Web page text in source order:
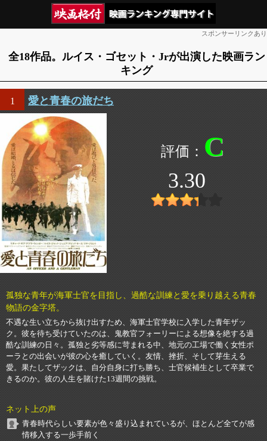
スポンサーリンクあり
全18作品。ルイス・ゴセット・Jrが出演した映画ラン
キング
1 愛と青春の旅だち
C
3.30
孤独な青年が海軍士官を目指し、過酷な訓練と愛を乗り越える青春
物語の金字塔。
不遇な生い立ちから抜け出すため、海軍士官学校に入学した青年ザッ
ク。彼を待ち受けていたのは、鬼教官フォーリーによる想像を絶する過
酷な訓練の日々。孤独と劣等感に苛まれる中、地元の工場で働く女性ポ
ーラとの出会いが彼の心を癒していく。友情、挫折、そして芽生える
愛。果たしてザックは、自分自身に打ち勝ち、士官候補生として卒業で
きるのか。彼の人生を賭けた13週間の挑戦。
ネット上の声
青春時代らしい要素が色々盛り込まれているが、ほとんど全てが感
情移入する一歩手前く